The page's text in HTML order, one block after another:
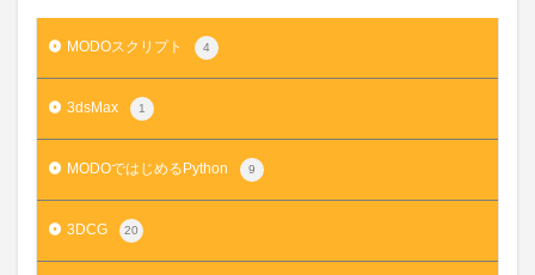
MODOスクリプト 4
3dsMax 1
MODOではじめるPython 9
3DCG 20